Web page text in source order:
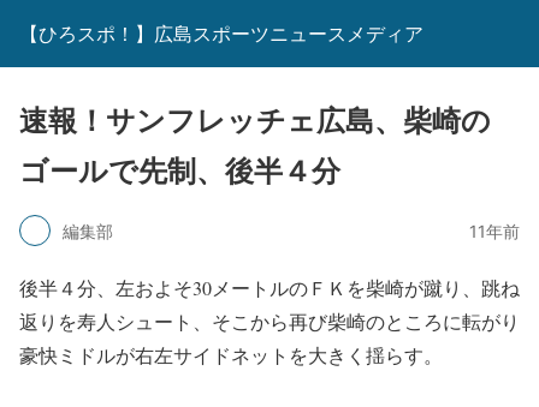
【ひろスポ！】広島スポーツニュースメディア
速報！サンフレッチェ広島、柴崎の
ゴールで先制、後半４分
編集部 11年前
後半４分、左およそ30メートルのＦＫを柴崎が蹴り、跳ね
返りを寿人シュート、そこから再び柴崎のところに転がり
豪快ミドルが右左サイドネットを大きく揺らす。